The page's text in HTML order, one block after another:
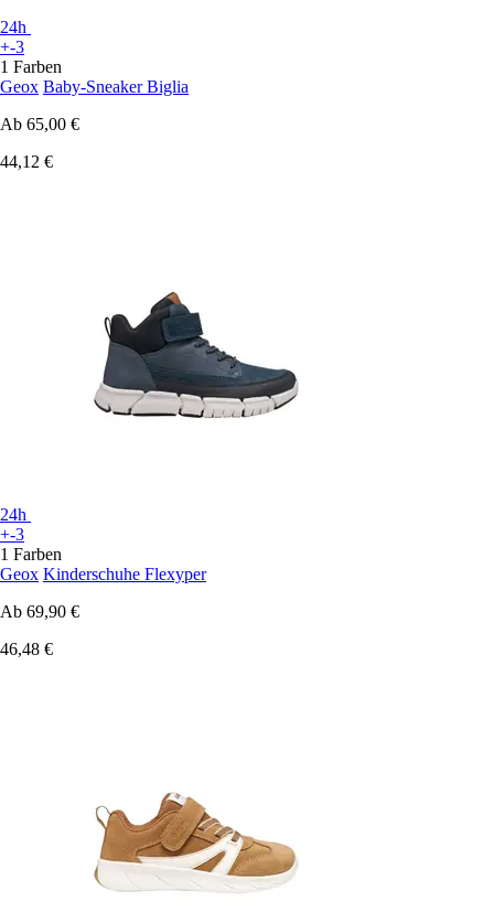
24h
+-3
1 Farben
Geox Baby-Sneaker Biglia
Ab 65,00 €
44,12 €
24h
+-3
1 Farben
Geox Kinderschuhe Flexyper
Ab 69,90 €
46,48 €